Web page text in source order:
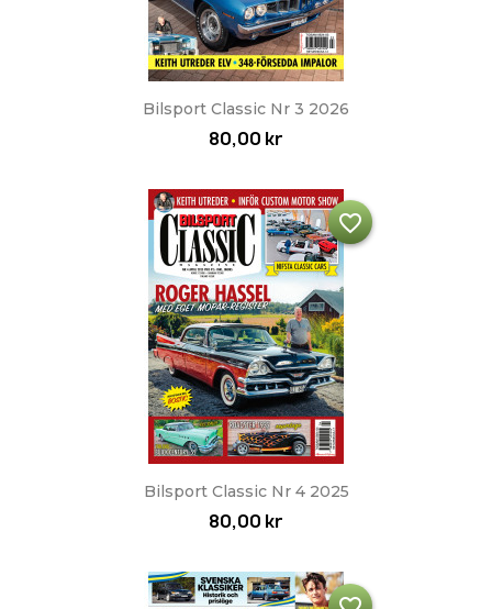
Bilsport Classic Nr 3 2026
80,00 kr
Bilsport Classic Nr 4 2025
80,00 kr
favorite_border